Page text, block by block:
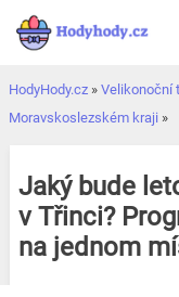
Přeskočit
HodyHody.cz » Velikonoční
Moravskoslezském kraji »
Jaký bude
v Třinci?
na jednom